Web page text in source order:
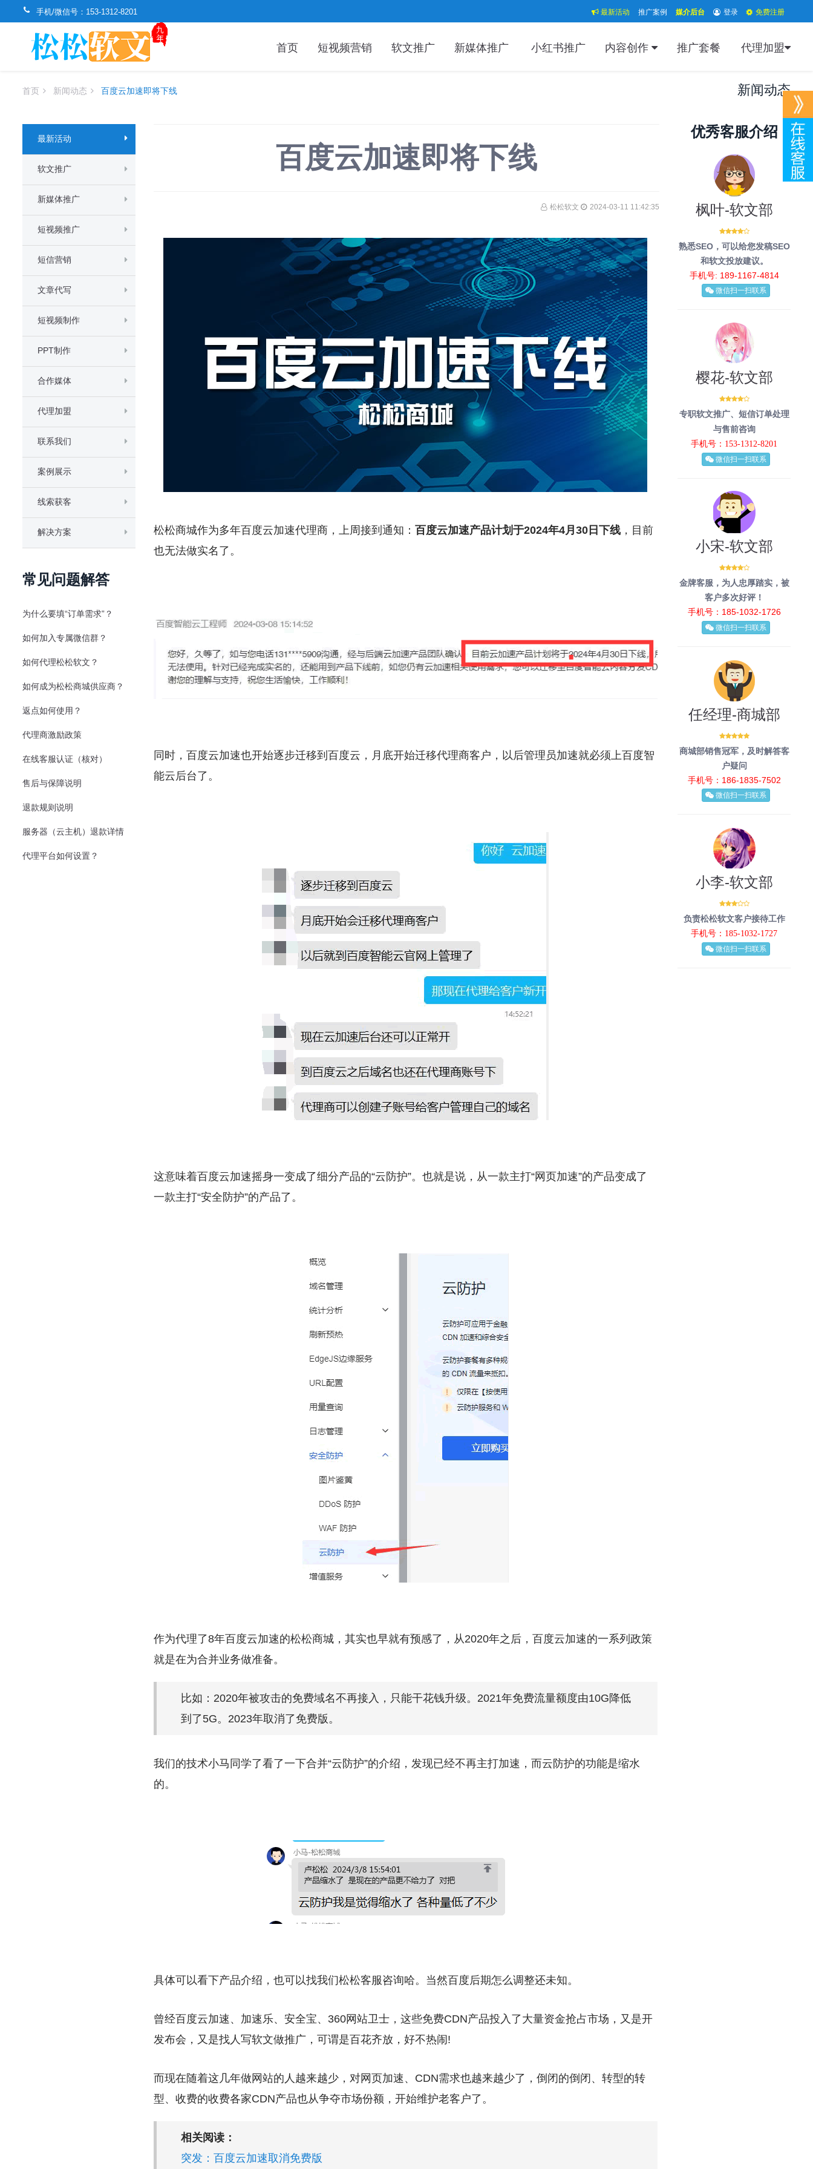
手机/微信号： 153-1312-8201 最新活动 推广案例 媒介后台 登录 免费注册
首页 短视频营销 软文推广 新媒体推广 小红书推广 内容创作 推广套餐 代理加盟
首页 新闻动态 百度云加速即将下线 新闻动态
最新活动
软文推广
新媒体推广
短视频推广
短信营销
文章代写
短视频制作
PPT制作
合作媒体
代理加盟
联系我们
案例展示
线索获客
解决方案
常见问题解答
为什么要填“订单需求”？
如何加入专属微信群？
如何代理松松软文？
如何成为松松商城供应商？
返点如何使用？
代理商激励政策
在线客服认证（核对）
售后与保障说明
退款规则说明
服务器（云主机）退款详情
代理平台如何设置？
百度云加速即将下线
松松软文 2024-03-11 11:42:35
松松商城作为多年百度云加速代理商，上周接到通知： 百度云加速产品计划于2024年4月30日下线，目前
也无法做实名了。
同时，百度云加速也开始逐步迁移到百度云，月底开始迁移代理商客户，以后管理员加速就必须上百度智
能云后台了。
这意味着百度云加速摇身一变成了细分产品的“云防护”。也就是说，从一款主打“网页加速”的产品变成了
一款主打“安全防护”的产品了。
作为代理了8年百度云加速的松松商城，其实也早就有预感了，从2020年之后，百度云加速的一系列政策
就是在为合并业务做准备。
比如：2020年被攻击的免费域名不再接入，只能干花钱升级。2021年免费流量额度由10G降低
到了5G。2023年取消了免费版。
我们的技术小马同学了看了一下合并“云防护”的介绍，发现已经不再主打加速，而云防护的功能是缩水
的。
具体可以看下产品介绍，也可以找我们松松客服咨询哈。当然百度后期怎么调整还未知。
曾经百度云加速、加速乐、安全宝、360网站卫士，这些免费CDN产品投入了大量资金抢占市场，又是开
发布会，又是找人写软文做推广，可谓是百花齐放，好不热闹!
而现在随着这几年做网站的人越来越少，对网页加速、CDN需求也越来越少了，倒闭的倒闭、转型的转
型、收费的收费各家CDN产品也从争夺市场份额，开始维护老客户了。
相关阅读：
突发：百度云加速取消免费版
优秀客服介绍
枫叶-软文部
熟悉SEO，可以给您发稿SEO
和软文投放建议。
手机号: 189-1167-4814
微信扫一扫联系
樱花-软文部
专职软文推广、短信订单处理
与售前咨询
手机号：153-1312-8201
微信扫一扫联系
小宋-软文部
金牌客服，为人忠厚踏实，被
客户多次好评！
手机号：185-1032-1726
微信扫一扫联系
任经理-商城部
商城部销售冠军，及时解答客
户疑问
手机号：186-1835-7502
微信扫一扫联系
小李-软文部
负责松松软文客户接待工作
手机号：185-1032-1727
微信扫一扫联系